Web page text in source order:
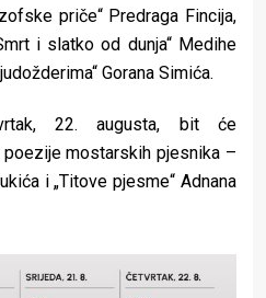
priče“ Predraga Fincija,
i slatko od dunja“ Medihe
Gorana Simića.
22. augusta, bit će
mostarskih pjesnika –
i „Titove pjesme“ Adnana